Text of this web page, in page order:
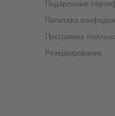
Подарочные
Политика
Программа
Резервирование